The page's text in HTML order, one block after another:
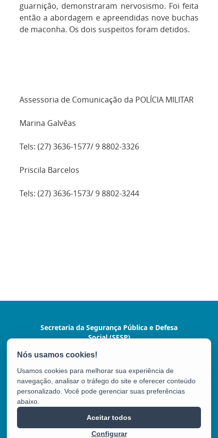
guarnição, demonstraram nervosismo. Foi feita
então a abordagem e apreendidas nove buchas
de maconha. Os dois suspeitos foram detidos.
Assessoria de Comunicação da POLÍCIA MILITAR
Marina Galvêas
Tels: (27) 3636-1577/ 9 8802-3326
Priscila Barcelos
Tels: (27) 3636-1573/ 9 8802-3244
Secretaria da Segurança Pública e Defesa
Social (SESP)
Av. Marechal Mascarenhas de Moraes, nº 2355 -
CEP: 29050-625 - Vitória / ES
Tel.: (27) 3636-1500/9924
Usamos cookies para melhorar sua experiência de
navegação, analisar o tráfego do site e oferecer conteúdo
personalizado. Você pode gerenciar suas preferências
abaixo.
Configurar
Aceitar todos